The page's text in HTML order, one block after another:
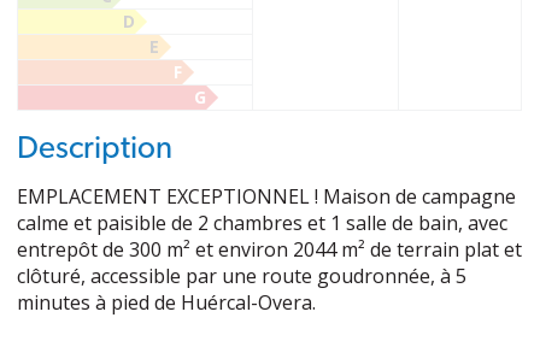
D
E
F
G
Description
EMPLACEMENT EXCEPTIONNEL ! Maison de campagne
calme et paisible de 2 chambres et 1 salle de bain, avec
entrepôt de 300 m² et environ 2044 m² de terrain plat et
clôturé, accessible par une route goudronnée, à 5
minutes à pied de Huércal-Overa.